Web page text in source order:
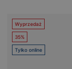
Wyprzedaż
35%
Tylko online